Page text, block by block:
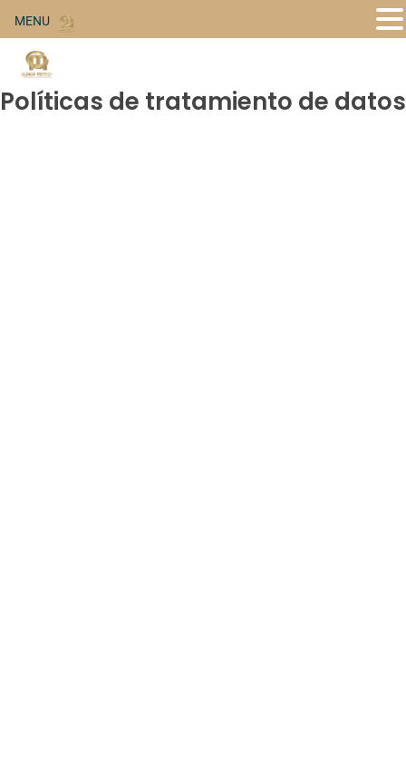
Políticas de tratamiento de datos
MENU